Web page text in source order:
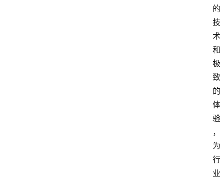
的
技
术
和
极
致
的
体
验
，
为
行
业